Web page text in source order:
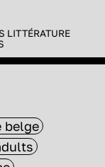
LITTÉRATURE
belge